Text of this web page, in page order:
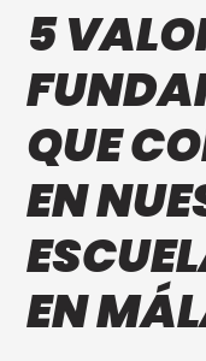
5
QUE
EN
EN